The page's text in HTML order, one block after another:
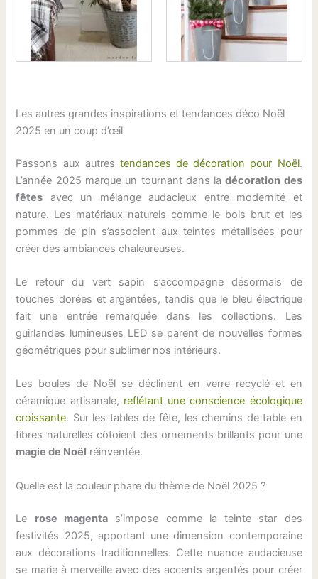
Les autres grandes inspirations et tendances déco Noël
2025 en un coup d’œil
Passons aux autres tendances de décoration pour Noël.
L’année 2025 marque un tournant dans ladécoration des
fêtes avec un mélange audacieux entre modernité et
nature. Les matériaux naturels comme le bois brut et les
pommes de pin s’associent aux teintes métallisées pour
créer des ambiances chaleureuses.
Le retour du vert sapin s’accompagne désormais de
touches dorées et argentées, tandis que le bleu électrique
fait une entrée remarquée dans les collections. Les
guirlandes lumineuses LED se parent de nouvelles formes
géométriques pour sublimer nos intérieurs.
Les boules de Noël se déclinent en verre recyclé et en
céramique artisanale, reflétant une conscience écologique
croissante. Sur les tables de fête, les chemins de table en
fibres naturelles côtoient des ornements brillants pour une
magie de Noël réinventée.
Quelle est la couleur phare du thème de Noël 2025 ?
Le rose magentas’impose comme la teinte star des
festivités 2025, apportant une dimension contemporaine
aux décorations traditionnelles. Cette nuance audacieuse
se marie à merveille avec des accents argentés pour créer